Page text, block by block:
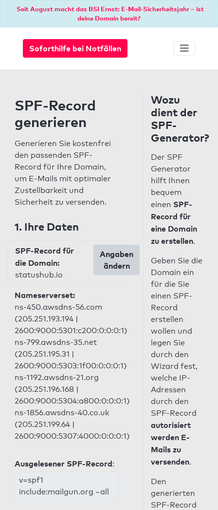
Seit August macht das BSI Ernst: E-Mail-Sicherheitsjahr – ist
deine Domain bereit?
Soforthilfe bei Notfällen
SPF-Record
generieren
Generieren Sie kostenfrei
den passenden SPF-
Record für Ihre Domain,
um E-Mails mit optimaler
Zustellbarkeit und
Sicherheit zu versenden.
1. Ihre Daten
SPF-Record für
die Domain:
statushub.io
Angaben
ändern
Nameserverset:
ns-450.awsdns-56.com
(205.251.193.194 |
2600:9000:5301:c200:0:0:0:1)
ns-799.awsdns-35.net
(205.251.195.31 |
2600:9000:5303:1f00:0:0:0:1)
ns-1192.awsdns-21.org
(205.251.196.168 |
2600:9000:5304:a800:0:0:0:1)
ns-1856.awsdns-40.co.uk
(205.251.199.64 |
2600:9000:5307:4000:0:0:0:1)
Ausgelesener SPF-Record:
v=spf1
include:mailgun.org ~all
Wozu
dient der
SPF-
Generator?
Der SPF
Generator
hilft Ihnen
bequem
einen SPF-
Record für
eine Domain
zu erstellen.
Geben Sie die
Domain ein
für die Sie
einen SPF-
Record
erstellen
wollen und
legen Sie
durch den
Wizard fest,
welche IP-
Adressen
durch den
SPF-Record
autorisiert
werden E-
Mails zu
versenden.
Den
generierten
SPF-Record